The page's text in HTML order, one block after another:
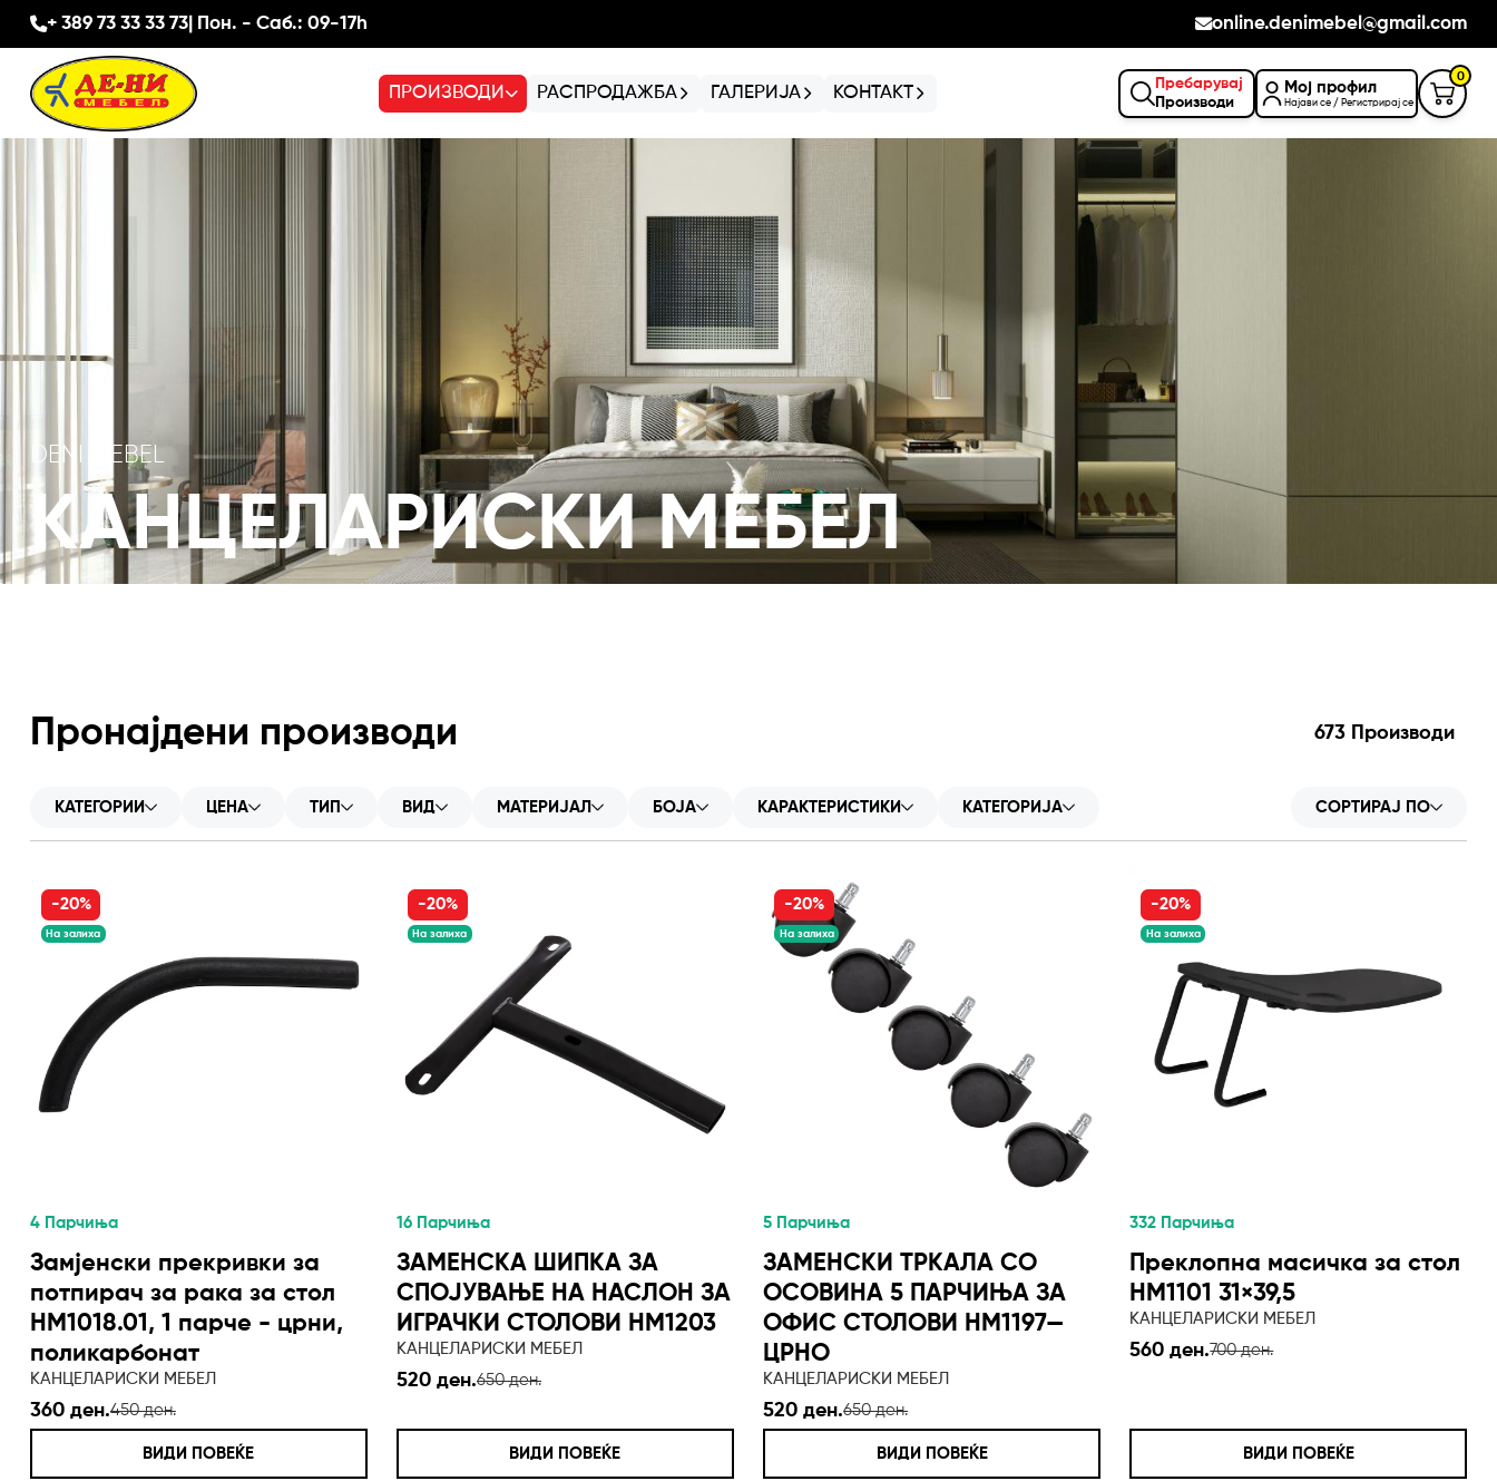
+ 389 73 33 33 73| Пон. - Саб.: 09-17h online.denimebel@gmail.com
ПРОИЗВОДИ РАСПРОДАЖБА ГАЛЕРИЈА КОНТАКТ
Пребарувај
Производи
Мој профил
Најави се / Регистрирај се
0
DENI MEBEL
КАНЦЕЛАРИСКИ МЕБЕЛ
Пронајдени производи 673 Производи
КАТЕГОРИИ ЦЕНА ТИП ВИД МАТЕРИЈАЛ БОЈА КАРАКТЕРИСТИКИ КАТЕГОРИЈА СОРТИРАЈ ПО
-20%
На залиха
4 Парчиња
Замјенски прекривки за
потпирач за рака за стол
HM1018.01, 1 парче - црни,
поликарбонат
КАНЦЕЛАРИСКИ МЕБЕЛ
360 ден.450 ден.
ВИДИ ПОВЕЌЕ
-20%
На залиха
16 Парчиња
ЗАМЕНСКА ШИПКА ЗА
СПОЈУВАЊЕ НА НАСЛОН ЗА
ИГРАЧКИ СТОЛОВИ HM1203
КАНЦЕЛАРИСКИ МЕБЕЛ
520 ден.650 ден.
ВИДИ ПОВЕЌЕ
-20%
На залиха
5 Парчиња
ЗАМЕНСКИ ТРКАЛА СО
ОСОВИНА 5 ПАРЧИЊА ЗА
ОФИС СТОЛОВИ HM1197—
ЦРНО
КАНЦЕЛАРИСКИ МЕБЕЛ
520 ден.650 ден.
ВИДИ ПОВЕЌЕ
-20%
На залиха
332 Парчиња
Преклопна масичка за стол
HM1101 31×39,5
КАНЦЕЛАРИСКИ МЕБЕЛ
560 ден.700 ден.
ВИДИ ПОВЕЌЕ